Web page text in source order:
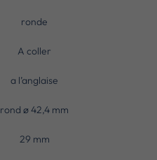
ronde
A coller
a l’anglaise
rond ø 42,4 mm
29 mm